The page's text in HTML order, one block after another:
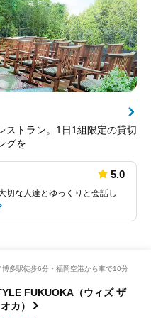
ストラン。1日1組限定の貸切
グを
5.0
切な人達とゆっくりと会話し
博多駅徒歩6分・福岡空港から車で10分
FUKUOKA（ウィズ ザ
カ）